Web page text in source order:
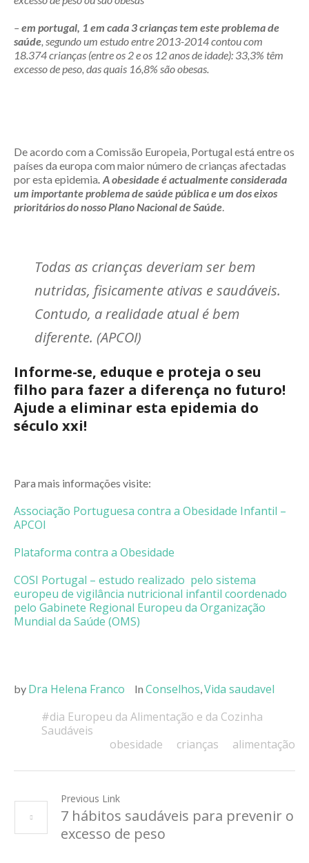
– em portugal, 1 em cada 3 crianças tem este problema de
saúde, segundo um estudo entre 2013-2014 contou com
18.374 crianças (entre os 2 e os 12 anos de idade): 33,3% têm
excesso de peso, das quais 16,8% são obesas.
De acordo com a Comissão Europeia, Portugal está entre os
países da europa com maior número de crianças afectadas
por esta epidemia. A obesidade é actualmente considerada
um importante problema de saúde pública e um dos eixos
prioritários do nosso Plano Nacional de Saúde.
Todas as crianças deveriam ser bem
nutridas, fisicamente ativas e saudáveis.
Contudo, a realidade atual é bem
diferente. (APCOI)
Informe-se, eduque e proteja o seu
filho para fazer a diferença no futuro!
Ajude a eliminar esta epidemia do
século xxi!
Para mais informações visite:
Associação Portuguesa contra a Obesidade Infantil –
APCOI
Plataforma contra a Obesidade
COSI Portugal – estudo realizado pelo sistema
europeu de vigilância nutricional infantil coordenado
pelo Gabinete Regional Europeu da Organização
Mundial da Saúde (OMS)
by Dra Helena Franco In Conselhos,Vida saudavel
#dia Europeu da Alimentação e da Cozinha
Saudáveis
alimentação
crianças
obesidade
Previous Link
7 hábitos saudáveis para prevenir o
excesso de peso